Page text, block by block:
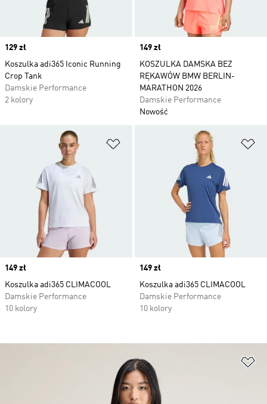
Price
129 zł
Koszulka adi365 Iconic Running
Crop Tank
Damskie Performance
2 kolory
Price
149 zł
KOSZULKA DAMSKA BEZ
RĘKAWÓW BMW BERLIN-
MARATHON 2026
Damskie Performance
Nowość
Dodaj do listy życzeń
Price
149 zł
Koszulka adi365 CLIMACOOL
Damskie Performance
10 kolory
Price
149 zł
Koszulka adi365 CLIMACOOL
Damskie Performance
10 kolory